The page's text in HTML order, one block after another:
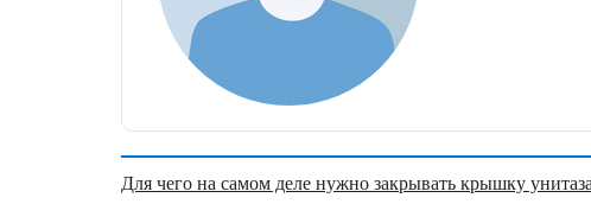
Для чего на самом деле нужно закрывать крышку